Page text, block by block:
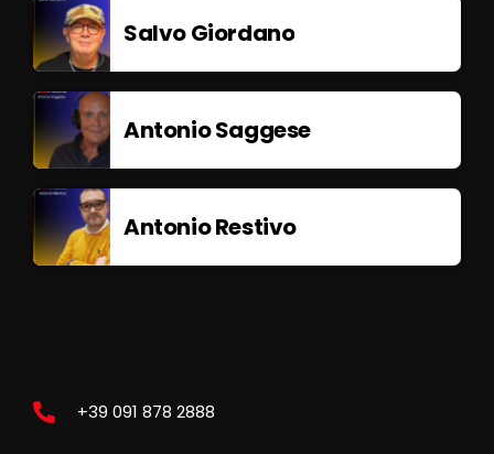
Salvo Giordano
Antonio Saggese
Antonio Restivo
+39 091 878 2888